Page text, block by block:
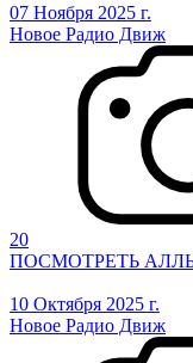
07 Ноября 2025 г.
Новое Радио Движ
20
ПОСМОТРЕТЬ
10 Октября 2025 г.
Новое Радио Движ